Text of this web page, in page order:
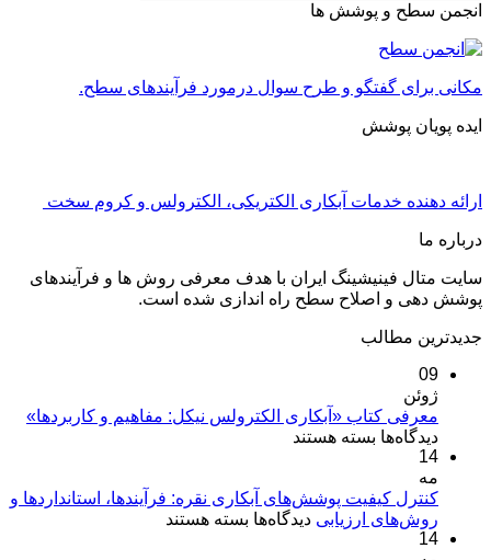
انجمن سطح و پوشش ها
مکانی برای گفتگو و طرح سوال درمورد فرآیندهای سطح.
ایده پویان پوشش
ارائه دهنده خدمات آبکاری الکتریکی، الکترولس و کروم سخت
درباره ما
سایت متال فینیشینگ ایران با هدف معرفی روش ها و فرآیندهای
پوشش دهی و اصلاح سطح راه اندازی شده است.
جدیدترین مطالب
09
ژوئن
معرفی کتاب «آبکاری الکترولس نیکل: مفاهیم و کاربردها»
دیدگاه‌ها برای
«آبکاری
الکترولس
بسته هستند
14
مه
کنترل کیفیت پوشش‌های آبکاری نقره: فرآیندها، استانداردها و
روش‌های ارزیابی دیدگاه‌ها برای
بسته هستند
14